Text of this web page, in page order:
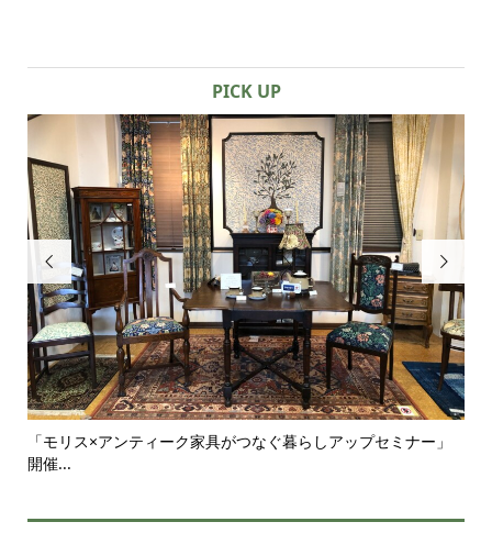
PICK UP

「モリス×アンティーク家具がつなぐ暮らしアップセミナー」
開催...
